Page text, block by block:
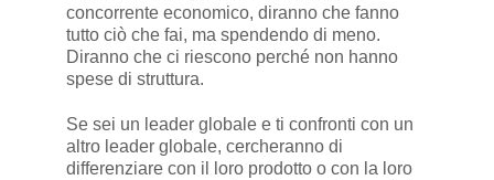
concorrente economico, diranno che fanno
tutto ciò che fai, ma spendendo di meno.
Diranno che ci riescono perché non hanno
spese di struttura.
Se sei un leader globale e ti confronti con un
altro leader globale, cercheranno di
differenziare con il loro prodotto o con la loro